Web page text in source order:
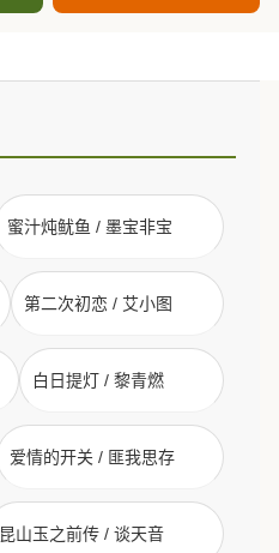
蜜汁炖鱿鱼 / 墨宝非宝
第二次初恋 / 艾小图
白日提灯 / 黎青燃
爱情的开关 / 匪我思存
昆山玉之前传 / 谈天音